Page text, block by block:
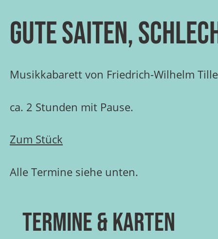
Gute Saiten,
Musikkabarett von Friedrich-Wilhelm
ca. 2 Stunden mit Pause.
Zum Stück
Alle Termine siehe unten.
Termine & Karten